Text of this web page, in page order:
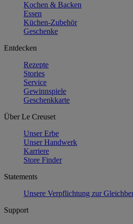
Kochen & Backen
Essen
Küchen-Zubehör
Geschenke
Entdecken
Rezepte
Stories
Service
Gewinnspiele
Geschenkkarte
Über Le Creuset
Unser Erbe
Unser Handwerk
Karriere
Store Finder
Statements
Unsere Verpflichtung zur
Support